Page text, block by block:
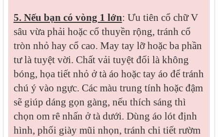
5. Nếu bạn có vòng 1 lớn: Ưu tiên cổ chữ V
sâu vừa phải hoặc cổ thuyền rộng, tránh cổ
tròn nhỏ hay cổ cao. May tay lỡ hoặc ba phần
tư là tuyệt vời. Chất vải tuyệt đối là không
bóng, họa tiết nhỏ ở tà áo hoặc tay áo để tránh
chú ý vào ngực. Các màu trung tính hoặc đậm
sẽ giúp dáng gọn gàng, nếu thích sáng thì
chọn om rê nhấn ở tà dưới. Dùng áo lót định
hình, phối giày mũi nhọn, tránh chi tiết rườm